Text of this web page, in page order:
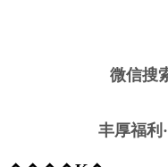
微信搜
丰厚福利